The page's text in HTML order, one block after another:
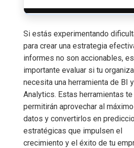
Si estás experimentando
para crear una estrategia
informes no son accionables, es
importante evaluar si tu
necesita una herramienta de BI y
Analytics. Estas herramientas te
permitirán aprovechar al
datos y convertirlos en
estratégicas que impulsen el
crecimiento y el éxito de tu